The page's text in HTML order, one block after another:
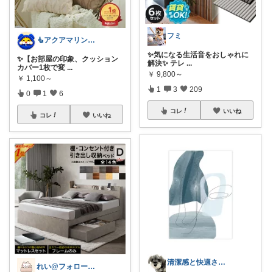
🧜アクアマリン⚡️暮らしに笑顔をプラス
✨【お部屋の印象、クッション
カバー1枚で変 ...
￥ 1,100～
0 1 6
コレ いいね
れい@フォロー＆経由購入感謝です♪
フミ
✨気になる生活音をおしゃれに
解決✨ テレ ...
￥ 9,800～
1 3 209
コレ いいね
清潔感と快適さを整える大人のインテリア部